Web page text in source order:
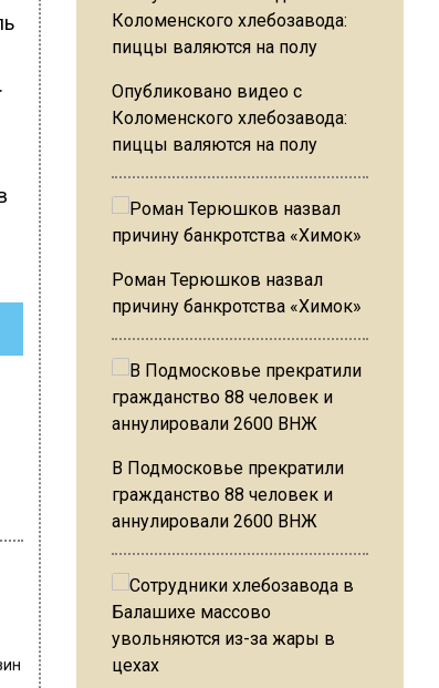
Опубликовано видео с
Коломенского хлебозавода:
пиццы валяются на полу
Роман Терюшков назвал
причину банкротства «Химок»
В Подмосковье прекратили
гражданство 88 человек и
аннулировали 2600 ВНЖ